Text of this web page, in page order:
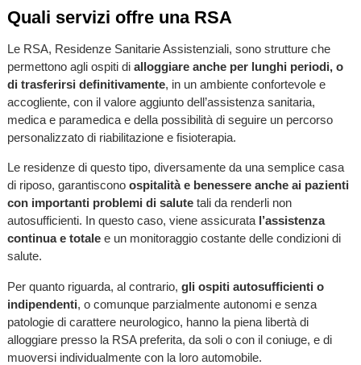
Quali servizi offre una RSA
Le RSA, Residenze Sanitarie Assistenziali, sono strutture che
permettono agli ospiti di alloggiare anche per lunghi periodi, o
di trasferirsi definitivamente, in un ambiente confortevole e
accogliente, con il valore aggiunto dell’assistenza sanitaria,
medica e paramedica e della possibilità di seguire un percorso
personalizzato di riabilitazione e fisioterapia.
Le residenze di questo tipo, diversamente da una semplice casa
di riposo, garantiscono ospitalità e benessere anche ai pazienti
con importanti problemi di salute tali da renderli non
autosufficienti. In questo caso, viene assicurata l’assistenza
continua e totalee un monitoraggio costante delle condizioni di
salute.
Per quanto riguarda, al contrario, gli ospiti autosufficienti o
indipendenti, o comunque parzialmente autonomi e senza
patologie di carattere neurologico, hanno la piena libertà di
alloggiare presso la RSA preferita, da soli o con il coniuge, e di
muoversi individualmente con la loro automobile.